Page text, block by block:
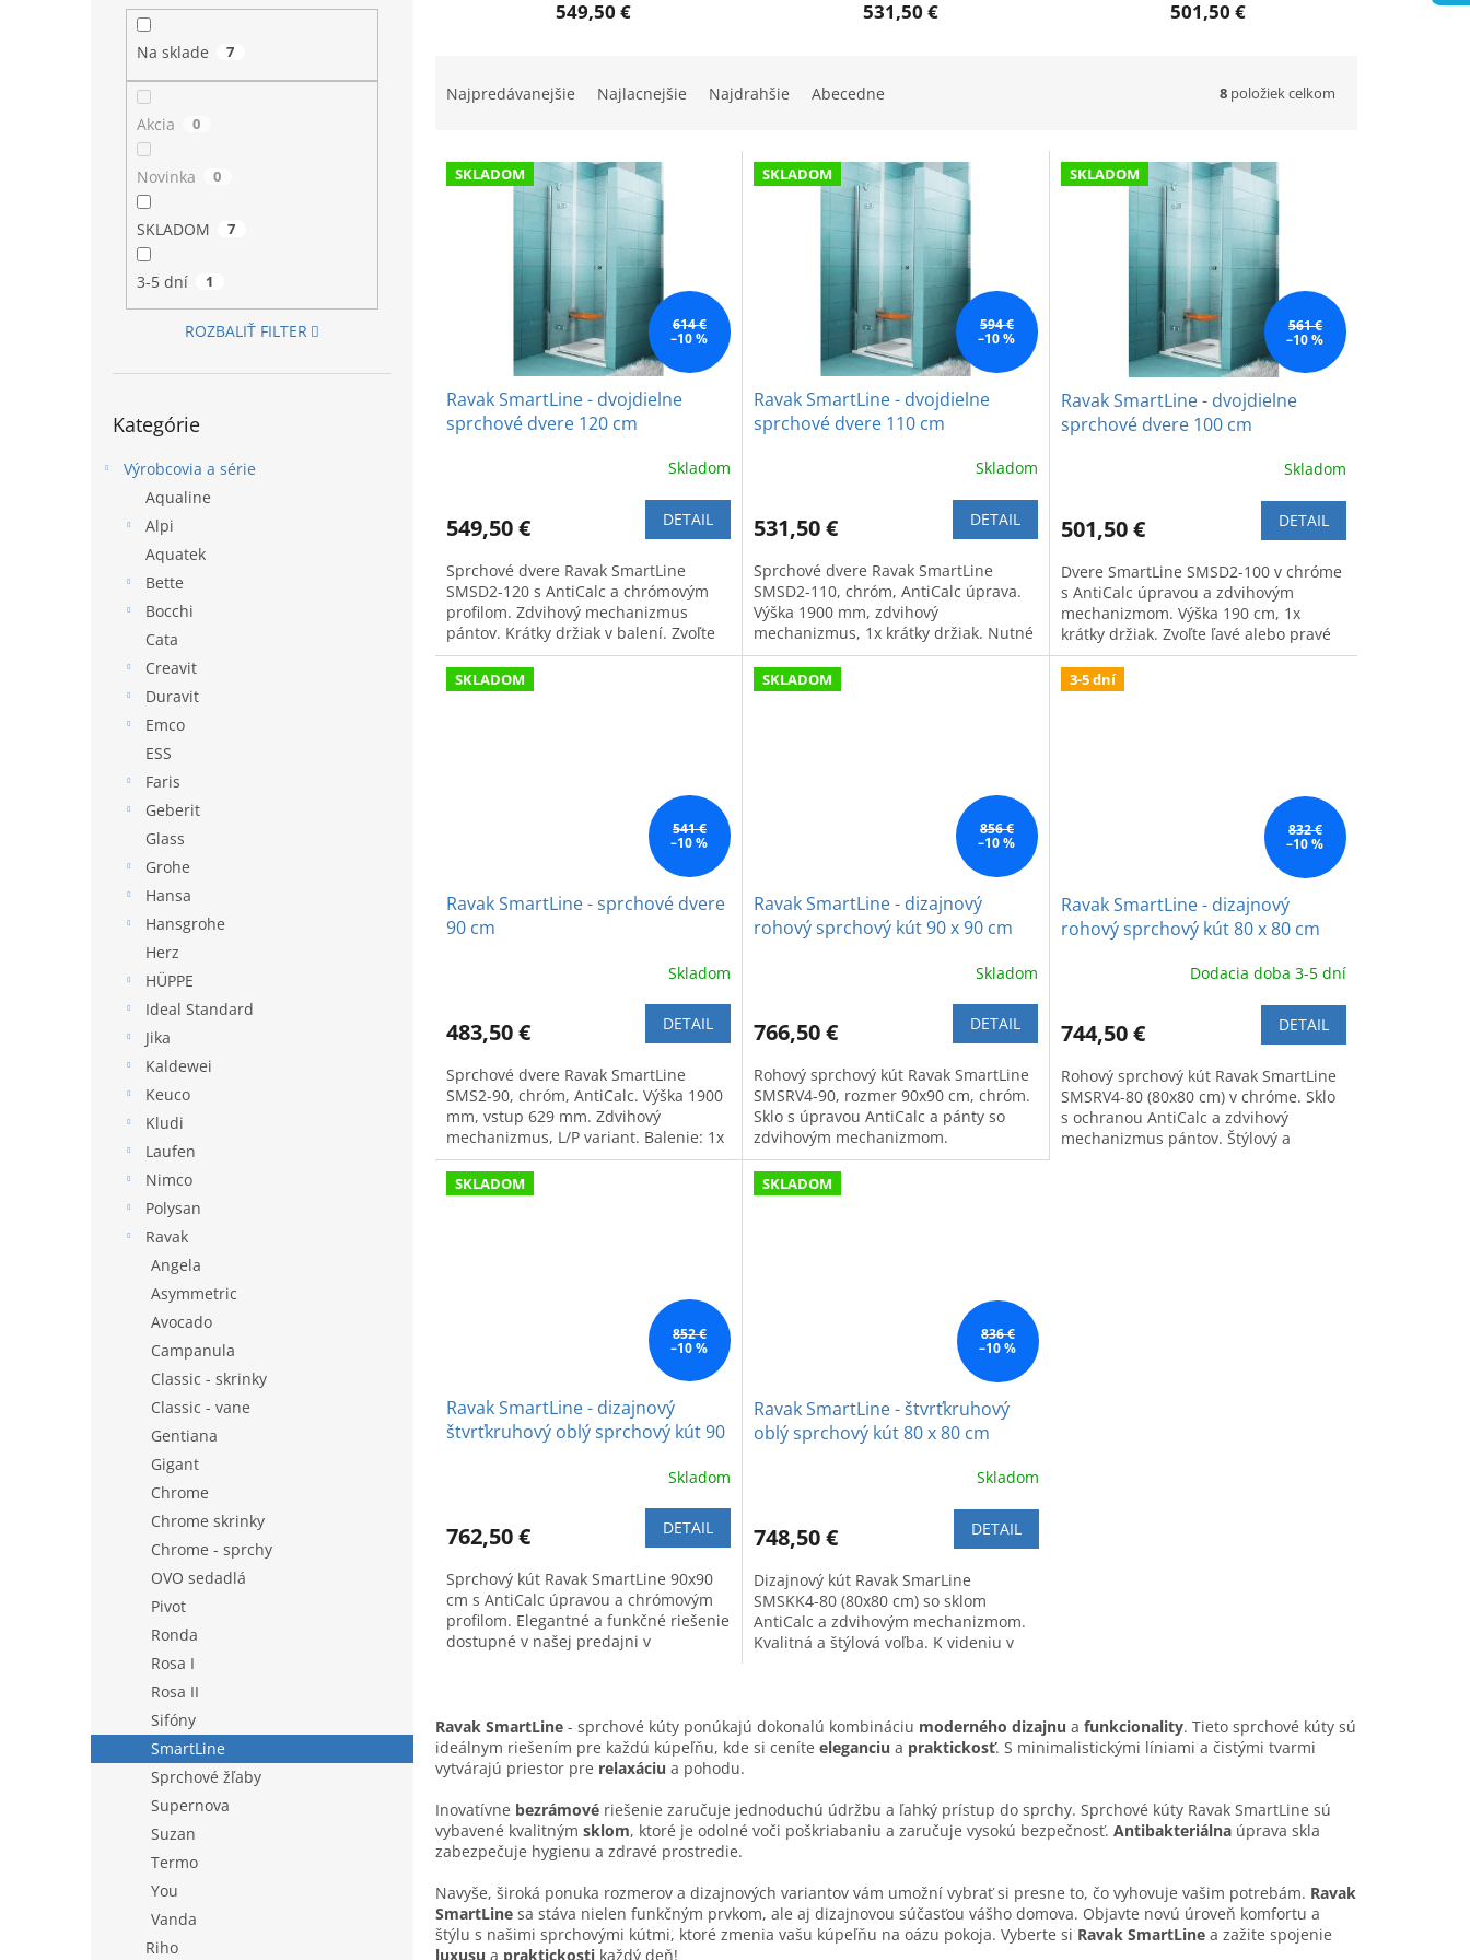
Na sklade 7
Akcia 0
Novinka 0
SKLADOM 7
3-5 dní 1
ROZBALIŤ FILTER
kategórie
Kategórie
Výrobcovia a série
Aqualine
Alpi
Aquatek
Bette
Bocchi
Cata
Creavit
Duravit
Emco
ESS
Faris
Geberit
Glass
Grohe
Hansa
Hansgrohe
Herz
HÜPPE
Ideal Standard
Jika
Kaldewei
Keuco
Kludi
Laufen
Nimco
Polysan
Ravak
Angela
Asymmetric
Avocado
Campanula
Classic - skrinky
Classic - vane
Gentiana
Gigant
Chrome
Chrome skrinky
Chrome - sprchy
OVO sedadlá
Pivot
Ronda
Rosa I
Rosa II
Sifóny
SmartLine
Sprchové žľaby
Supernova
Suzan
Termo
You
Vanda
Riho
549,50 € 531,50 € 501,50 €
n
Najpredávanejšie Najlacnejšie Najdrahšie Abecedne 8 položiek celkom
V SKLADOM
614 €
–10 %
Ravak SmartLine - dvojdielne
sprchové dvere 120 cm
Skladom
549,50 € DETAIL
Sprchové dvere Ravak SmartLine
SMSD2-120 s AntiCalc a chrómovým
profilom. Zdvihový mechanizmus
pántov. Krátky držiak v balení. Zvoľte
ľavý/pravý variant.
SKLADOM
594 €
–10 %
Ravak SmartLine - dvojdielne
sprchové dvere 110 cm
Skladom
531,50 € DETAIL
Sprchové dvere Ravak SmartLine
SMSD2-110, chróm, AntiCalc úprava.
Výška 1900 mm, zdvihový
mechanizmus, 1x krátky držiak. Nutné
zvoliť ľavý alebo pravý variant.
SKLADOM
561 €
–10 %
Ravak SmartLine - dvojdielne
sprchové dvere 100 cm
Skladom
501,50 € DETAIL
Dvere SmartLine SMSD2-100 v chróme
s AntiCalc úpravou a zdvihovým
mechanizmom. Výška 190 cm, 1x
krátky držiak. Zvoľte ľavé alebo pravé
vyhotovenie.
SKLADOM
541 €
–10 %
Ravak SmartLine - sprchové dvere
90 cm
Skladom
483,50 € DETAIL
Sprchové dvere Ravak SmartLine
SMS2-90, chróm, AntiCalc. Výška 1900
mm, vstup 629 mm. Zdvihový
mechanizmus, L/P variant. Balenie: 1x
krátky držiak.
SKLADOM
856 €
–10 %
Ravak SmartLine - dizajnový
rohový sprchový kút 90 x 90 cm
Skladom
766,50 € DETAIL
Rohový sprchový kút Ravak SmartLine
SMSRV4-90, rozmer 90x90 cm, chróm.
Sklo s úpravou AntiCalc a pánty so
zdvihovým mechanizmom.
3-5 dní
832 €
–10 %
Ravak SmartLine - dizajnový
rohový sprchový kút 80 x 80 cm
Dodacia doba 3-5 dní
744,50 € DETAIL
Rohový sprchový kút Ravak SmartLine
SMSRV4-80 (80x80 cm) v chróme. Sklo
s ochranou AntiCalc a zdvihový
mechanizmus pántov. Štýlový a
SKLADOM
852 €
–10 %
Ravak SmartLine - dizajnový
štvrťkruhový oblý sprchový kút 90
Skladom
762,50 € DETAIL
Sprchový kút Ravak SmartLine 90x90
cm s AntiCalc úpravou a chrómovým
profilom. Elegantné a funkčné riešenie
dostupné v našej predajni v
SKLADOM
836 €
–10 %
Ravak SmartLine - štvrťkruhový
oblý sprchový kút 80 x 80 cm
Skladom
748,50 € DETAIL
Dizajnový kút Ravak SmarLine
SMSKK4-80 (80x80 cm) so sklom
AntiCalc a zdvihovým mechanizmom.
Kvalitná a štýlová voľba. K videniu v
l
á
c
i
r
v
k
Ravak SmartLine - sprchové kúty ponúkajú dokonalú kombináciu moderného dizajnu a funkcionality. Tieto sprchové kúty sú
ideálnym riešením pre každú kúpeľňu, kde si ceníte eleganciu a praktickosť. S minimalistickými líniami a čistými tvarmi
vytvárajú priestor pre relaxáciu a pohodu.
Inovatívne bezrámové riešenie zaručuje jednoduchú údržbu a ľahký prístup do sprchy. Sprchové kúty Ravak SmartLine sú
vybavené kvalitným sklom, ktoré je odolné voči poškriabaniu a zaručuje vysokú bezpečnosť. Antibakteriálna úprava skla
zabezpečuje hygienu a zdravé prostredie.
Navyše, široká ponuka rozmerov a dizajnových variantov vám umožní vybrať si presne to, čo vyhovuje vašim potrebám. Ravak
SmartLine sa stáva nielen funkčným prvkom, ale aj dizajnovou súčasťou vášho domova. Objavte novú úroveň komfortu a
štýlu s našimi sprchovými kútmi, ktoré zmenia vašu kúpeľňu na oázu pokoja. Vyberte si Ravak SmartLine a zažite spojenie
luxusu a praktickosti každý deň!